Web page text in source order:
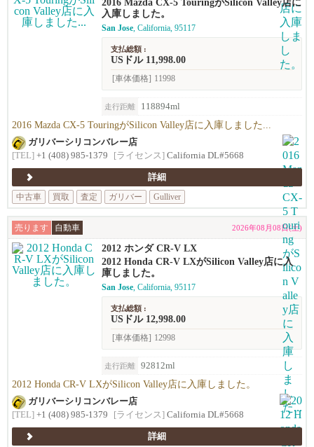
入庫しました。
San Jose, California, 95117
支払総額 :
USドル 11,998.00
[車体価格] 11998
走行距離 118894ml
2016 Mazda CX-5 TouringがSilicon Valley店に入庫しました...
ガリバーシリコンバレー店
[TEL] +1 (408) 985-1379 [ライセンス] California DL#5668
詳細
中古車
買取 査定 ガリバー Gulliver
売ります 自動車 2026年08月08日(土)
2012 ホンダ CR-V LX
2012 Honda CR-V LXがSilicon Valley店に入
庫しました。
San Jose, California, 95117
支払総額 :
USドル 12,998.00
[車体価格] 12998
走行距離 92812ml
2012 Honda CR-V LXがSilicon Valley店に入庫しました。
ガリバーシリコンバレー店
[TEL] +1 (408) 985-1379 [ライセンス] California DL#5668
詳細